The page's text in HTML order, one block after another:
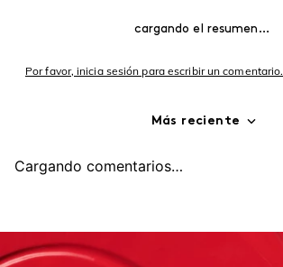
cargando el resumen…
Por favor, inicia sesión para escribir un comentario.
Más reciente
Cargando comentarios…